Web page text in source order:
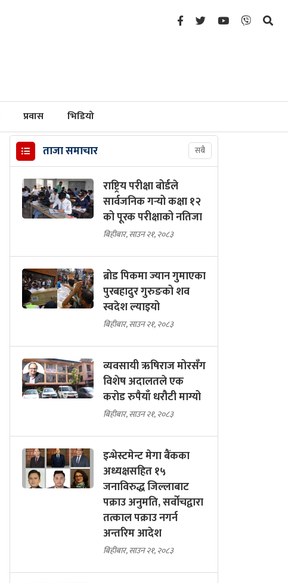
प्रवास भिडियो
ताजा समाचार सबै
राष्ट्रिय परीक्षा बोर्डले
सार्वजनिक गर्‍यो कक्षा १२
को पूरक परीक्षाको नतिजा
बिहीबार, साउन २१, २०८३
ब्रोड पिकमा ज्यान गुमाएका
पुरबहादुर गुरुङको शव
स्वदेश ल्याइयो
बिहीबार, साउन २१, २०८३
व्यवसायी ऋषिराज मोरसँग
विशेष अदालतले एक
करोड रुपैयाँ धरौटी माग्यो
बिहीबार, साउन २१, २०८३
इन्भेस्टमेन्ट मेगा बैंकका
अध्यक्षसहित १५
जनाविरुद्ध जिल्लाबाट
पक्राउ अनुमति, सर्वोचद्वारा
तत्काल पक्राउ नगर्न
अन्तरिम आदेश
बिहीबार, साउन २१, २०८३